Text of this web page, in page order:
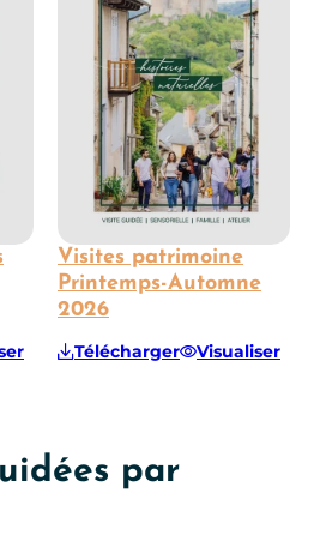
Visites patrimoine
Printemps-Automne
2026
Télécharger Visualiser
par